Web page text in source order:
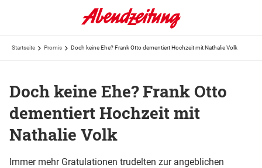
Startseite Promis Doch keine Ehe? Frank Otto dementiert Hochzeit mit Nathalie Volk
Doch keine Ehe? Frank Otto
dementiert Hochzeit mit
Nathalie Volk
Immer mehr Gratulationen trudelten zur angeblichen